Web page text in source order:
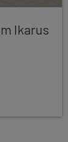
Ikarus